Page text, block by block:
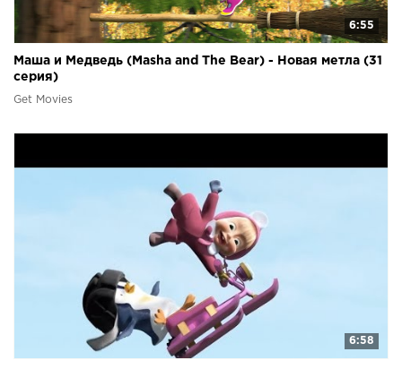
6:55
Маша и Медведь (Masha and The Bear) - Новая метла (31
серия)
Get Movies
6:58